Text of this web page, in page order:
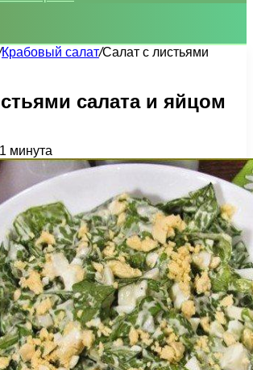
Крабовый салат/Cалат с листьями
салата и яйцом
минута